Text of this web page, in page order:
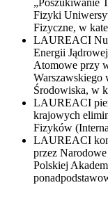
Fizyki
Fizyczne, w
LAUREACI
Energii
Atomowe przy
Warszawskiego
Środowiska, w
LAUREACI
krajowych
Fizyków
LAUREACI
przez
Polskiej